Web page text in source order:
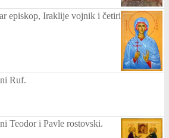
episkop, Iraklije vojnik i četiri
Ruf.
Teodor i Pavle rostovski.